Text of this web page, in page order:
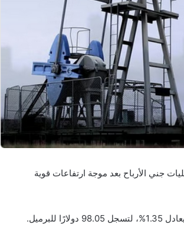
جني الأرباح بعد موجة ارتفاعات قوية